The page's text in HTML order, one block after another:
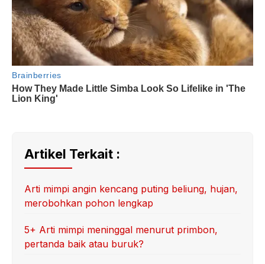
Artikel Terkait :
Arti mimpi angin kencang puting beliung, hujan,
merobohkan pohon lengkap
5+ Arti mimpi meninggal menurut primbon,
pertanda baik atau buruk?